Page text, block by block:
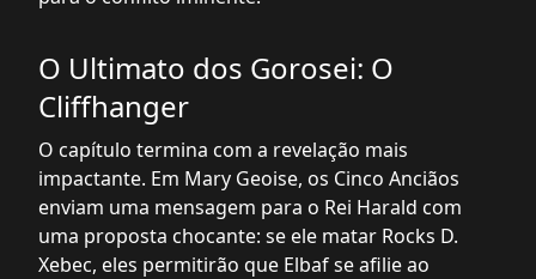
O Ultimato dos Gorosei: O
Cliffhanger
O capítulo termina com a revelação mais
impactante. Em Mary Geoise, os Cinco Anciãos
enviam uma mensagem para o Rei Harald com
uma proposta chocante: se ele matar Rocks D.
Xebec, eles permitirão que Elbaf se afilie ao